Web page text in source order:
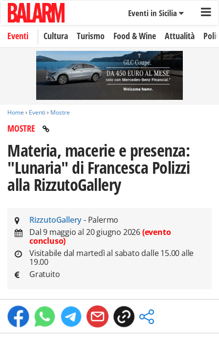
Eventi in Sicilia
Eventi Cultura Turismo Food & Wine Attualità
Home › Eventi › Mostre
MOSTRE
Materia, macerie e presenza:
"Lunaria" di Francesca Polizzi
alla RizzutoGallery
RizzutoGallery- Palermo
Dal 9 maggio al 20 giugno 2026(evento
concluso)
Visitabile dal martedì al sabato dalle 15.00 alle
19.00
Gratuito